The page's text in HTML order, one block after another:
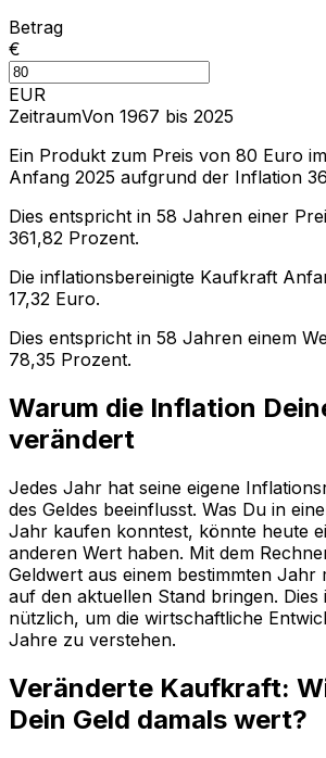
Betrag
€
EUR
ZeitraumVon 1967 bis 2025
Ein Produkt zum Preis von 80 Euro
Anfang 2025 aufgrund der Inflation
Dies entspricht in 58 Jahren einer
361,82 Prozent.
Die inflationsbereinigte Kaufkraft
17,32 Euro.
Dies entspricht in 58 Jahren einem
78,35 Prozent.
Warum die Inflation
verändert
Jedes Jahr hat seine eigene
des Geldes beeinflusst. Was Du in
Jahr kaufen konntest, könnte heute
anderen Wert haben. Mit dem
Geldwert aus einem bestimmten Jahr
auf den aktuellen Stand bringen. Dies
nützlich, um die wirtschaftliche
Jahre zu verstehen.
Veränderte Kaufkraft:
Dein Geld damals wert?